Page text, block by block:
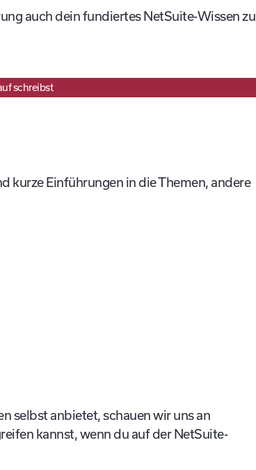
auch dein fundiertes NetSuite-Wissen zu
schreibst
kurze Einführungen in die Themen, andere
selbst anbietet, schauen wir uns an
kannst, wenn du auf der NetSuite-